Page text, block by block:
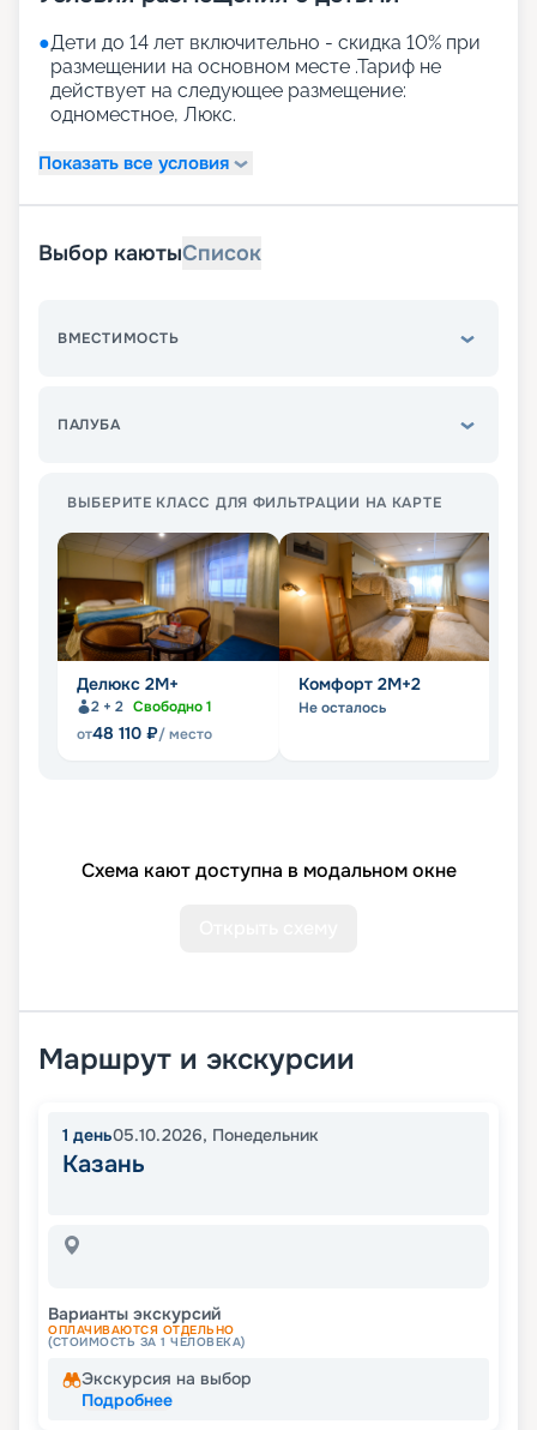
●Дети до 14 лет включительно - скидка 10% при
размещении на основном месте .Тариф не
действует на следующее размещение:
одноместное, Люкс.
Показать все условия
Выбор каютыСписок
ВМЕСТИМОСТЬ
ПАЛУБА
ВЫБЕРИТЕ КЛАСС ДЛЯ ФИЛЬТРАЦИИ НА КАРТЕ
Делюкс 2М+
2 + 2 Свободно1
от48 110 ₽/ место
Комфорт 2M+2
Не осталось
Схема кают доступна в модальном окне
Маршрут и экскурсии
1 день05.10.2026, Понедельник
Казань
Варианты экскурсий
ОПЛАЧИВАЮТСЯ ОТДЕЛЬНО
(СТОИМОСТЬ ЗА 1 ЧЕЛОВЕКА)
Экскурсия на выбор
Подробнее